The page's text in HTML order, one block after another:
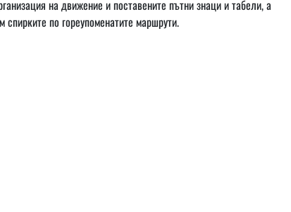
на движение и поставените пътни знаци и табели, а
по гореупоменатите маршрути.